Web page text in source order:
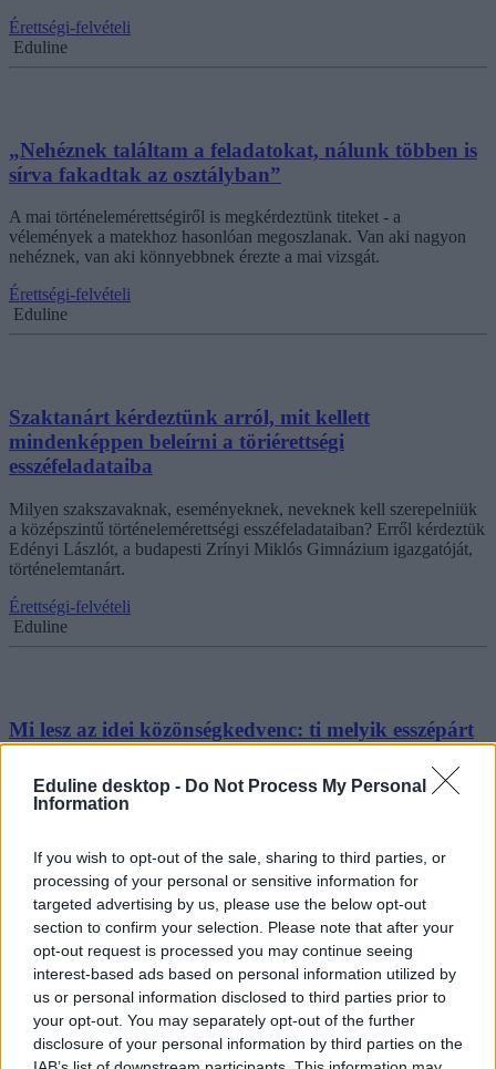
Eduline desktop - Do Not Process My Personal
Information
If you wish to opt-out of the sale, sharing to third parties, or
processing of your personal or sensitive information for
targeted advertising by us, please use the below opt-out
section to confirm your selection. Please note that after your
opt-out request is processed you may continue seeing
interest-based ads based on personal information utilized by
us or personal information disclosed to third parties prior to
your opt-out. You may separately opt-out of the further
disclosure of your personal information by third parties on the
Érettségi-felvételi
Eduline
„Nehéznek találtam a feladatokat, nálunk többen is
sírva fakadtak az osztályban”
A mai történelemérettségiről is megkérdeztünk titeket - a
vélemények a matekhoz hasonlóan megoszlanak. Van aki nagyon
nehéznek, van aki könnyebbnek érezte a mai vizsgát.
Érettségi-felvételi
Eduline
Szaktanárt kérdeztünk arról, mit kellett
mindenképpen beleírni a töriérettségi
esszéfeladataiba
Milyen szakszavaknak, eseményeknek, neveknek kell szerepelniük
a középszintű történelemérettségi esszéfeladataiban? Erről kérdeztük
Edényi Lászlót, a budapesti Zrínyi Miklós Gimnázium igazgatóját,
történelemtanárt.
Érettségi-felvételi
Eduline
Mi lesz az idei közönségkedvenc: ti melyik esszépárt
választottátok?
Nem volt sok választási lehetőség - ti melyik esszépárt írtátok meg a
mai töriérettségin? Szavazzatok!
Érettségi-felvételi
Egy-két feladat meglepetést okozhatott az
érettségizőknek, hiányzott pár "klasszikus"
történelmi téma